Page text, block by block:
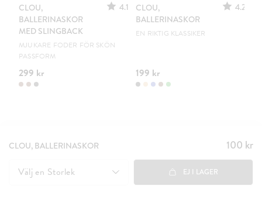
CLOU,
BALLERINASKOR
MED SLINGBACK
4.1
MJUKARE FODER FÖR SKÖN
PASSFORM
299 kr
CLOU,
BALLERINASKOR
4.2
EN RIKTIG KLASSIKER
199 kr
CLOU, BALLERINASKOR Pris:
100 kr
100 kr
Välj en Storlek EJ I LAGER